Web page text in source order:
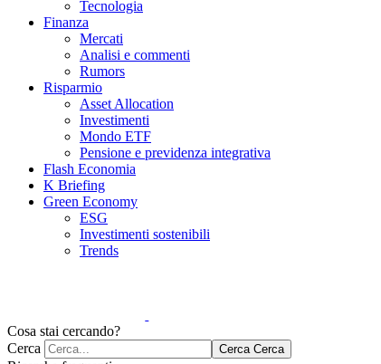
Tecnologia
Finanza
Mercati
Analisi e commenti
Rumors
Risparmio
Asset Allocation
Investimenti
Mondo ETF
Pensione e previdenza integrativa
Flash Economia
K Briefing
Green Economy
ESG
Investimenti sostenibili
Trends
Cosa stai cercando?
Cerca
Cerca Cerca